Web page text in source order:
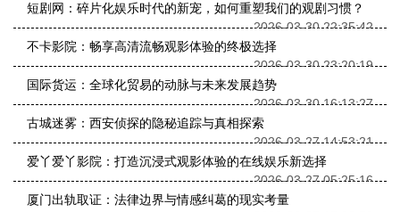
短剧网：碎片化娱乐时代的新宠，如何重塑我们的观剧习惯？
2026-03-30 22:35:42
不卡影院：畅享高清流畅观影体验的终极选择
2026-03-30 23:20:19
国际货运：全球化贸易的动脉与未来发展趋势
2026-03-30 16:13:27
古城迷雾：西安侦探的隐秘追踪与真相探索
2026-03-27 14:53:21
爱丫爱丫影院：打造沉浸式观影体验的在线娱乐新选择
2026-03-27 05:25:16
厦门出轨取证：法律边界与情感纠葛的现实考量